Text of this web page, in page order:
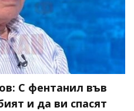
С фентанил във
и да ви спасят